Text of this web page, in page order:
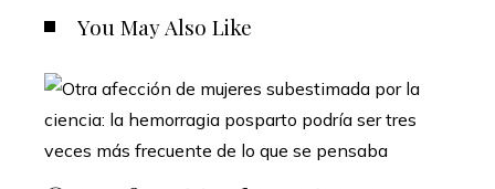
You May Also Like